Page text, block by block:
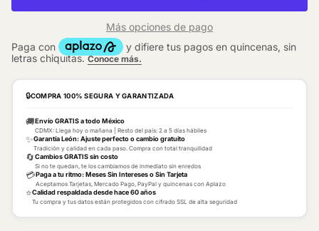
Más opciones de pago
🔒COMPRA 100% SEGURA Y GARANTIZADA
🚚Envío GRATIS a todo México
CDMX: Llega hoy o mañana | Resto del país: 2 a 5 días hábiles
✨Garantía León: Ajuste perfecto o cambio gratuito
Tradición y calidad en cada paso. Compra con total tranquilidad
🔄Cambios GRATIS sin costo
Si no te quedan, te los cambiamos de inmediato sin enredos
💳Paga a tu ritmo: Meses Sin Intereses o Sin Tarjeta
Aceptamos Tarjetas, Mercado Pago, PayPal y quincenas con Aplazo
⭐Calidad respaldada desde hace 60 años
Tu compra y tus datos están protegidos con cifrado SSL de alta seguridad